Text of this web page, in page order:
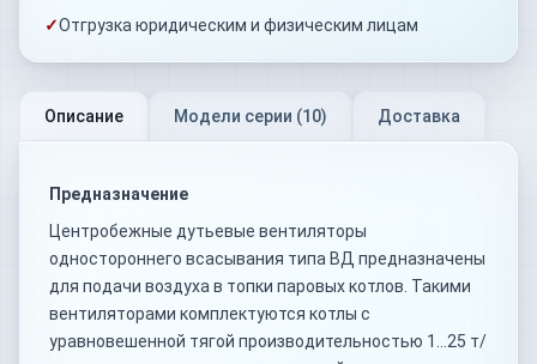
✓Отгрузка юридическим и физическим лицам
Описание Модели серии (10) Доставка
Предназначение
Центробежные дутьевые вентиляторы
одностороннего всасывания типа ВД предназначены
для подачи воздуха в топки паровых котлов. Такими
вентиляторами комплектуются котлы с
уравновешенной тягой производительностью 1…25 т/